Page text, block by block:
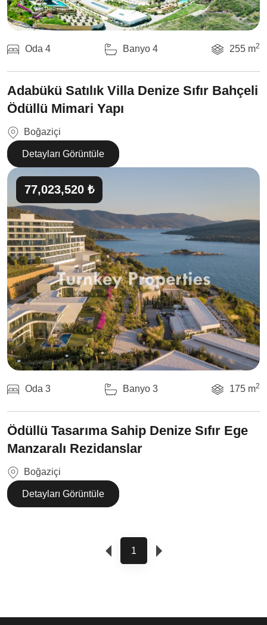
Oda 4 Banyo 4 255 m2
Adabükü Satılık Villa Denize Sıfır Bahçeli
Ödüllü Mimari Yapı
Boğaziçi
Detayları Görüntüle
77,023,520 ₺
Oda 3 Banyo 3 175 m2
Ödüllü Tasarıma Sahip Denize Sıfır Ege
Manzaralı Rezidanslar
Boğaziçi
Detayları Görüntüle
1